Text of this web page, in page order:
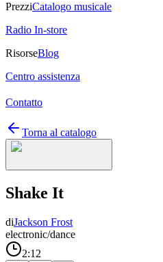
PrezziCatalogo musicale
Radio In-store
RisorseBlog
Centro assistenza
Contatto
Torna al catalogo
Shake It
diJackson Frost
electronic/dance
2:12